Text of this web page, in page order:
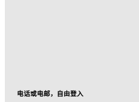
电话或电邮，自由登入